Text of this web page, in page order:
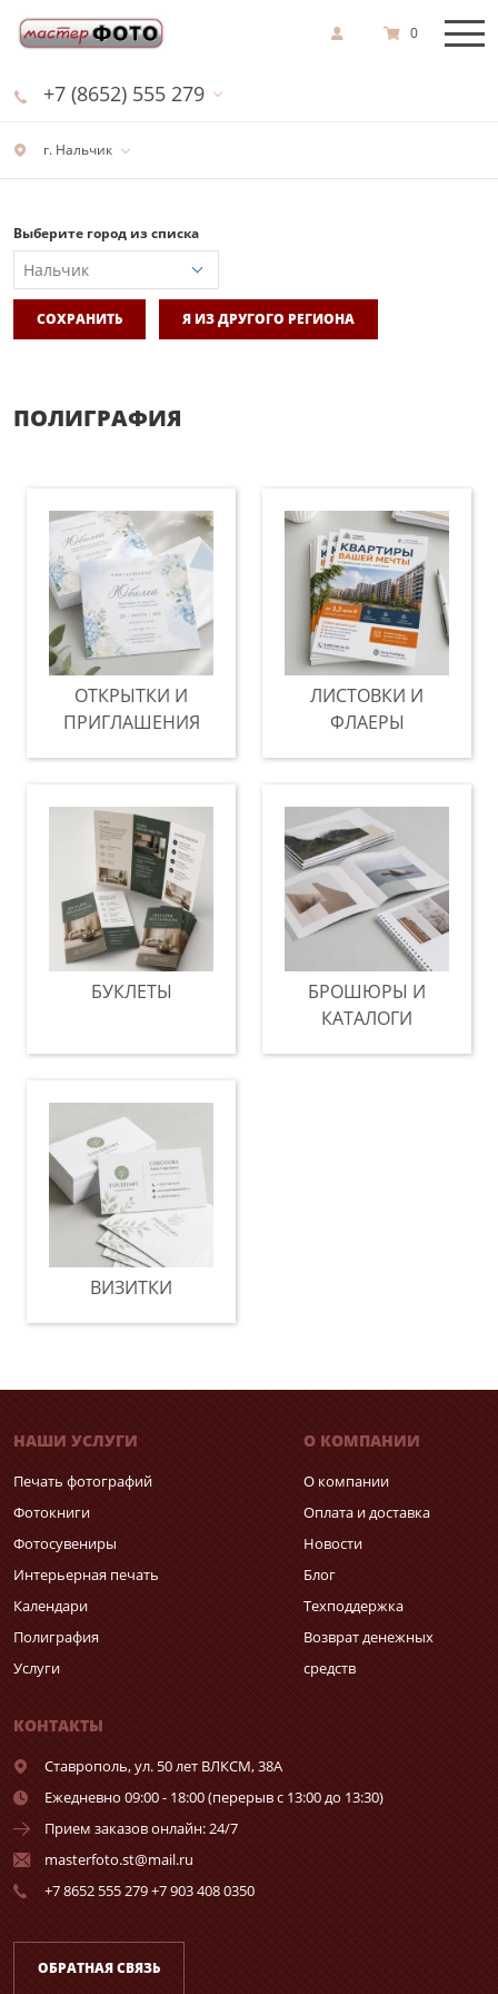
г. Нальчик
+7 (8652) 555 279
0
Выберите город из списка
СОХРАНИТЬ Я ИЗ ДРУГОГО РЕГИОНА
ПОЛИГРАФИЯ
ОТКРЫТКИ И
ПРИГЛАШЕНИЯ
ЛИСТОВКИ И
ФЛАЕРЫ
БУКЛЕТЫ
БРОШЮРЫ И
КАТАЛОГИ
ВИЗИТКИ
НАШИ УСЛУГИ
Печать фотографий
Фотокниги
Фотосувениры
Интерьерная печать
Календари
Полиграфия
Услуги
О КОМПАНИИ
О компании
Оплата и доставка
Новости
Блог
Техподдержка
Возврат денежных
средств
КОНТАКТЫ
Ставрополь,ул. 50 лет ВЛКСМ, 38А
Ежедневно 09:00 - 18:00 (перерыв с 13:00 до 13:30)
Прием заказов онлайн: 24/7
masterfoto.st@mail.ru
+7 8652 555 279 +7 903 408 0350
ОБРАТНАЯ СВЯЗЬ